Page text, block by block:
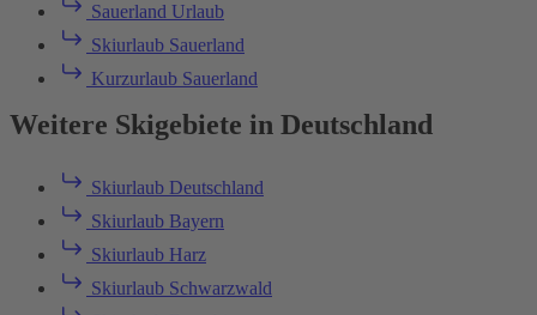
Sauerland Urlaub
Skiurlaub Sauerland
Kurzurlaub Sauerland
Weitere Skigebiete in Deutschland
Skiurlaub Deutschland
Skiurlaub Bayern
Skiurlaub Harz
Skiurlaub Schwarzwald